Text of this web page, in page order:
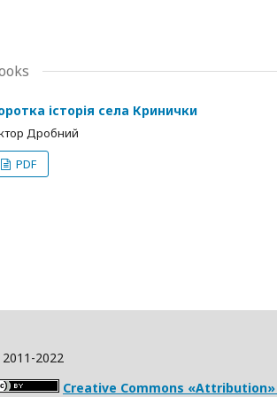
історія села Кринички
Дробний
PDF
2022
Creative Commons «Attribution»